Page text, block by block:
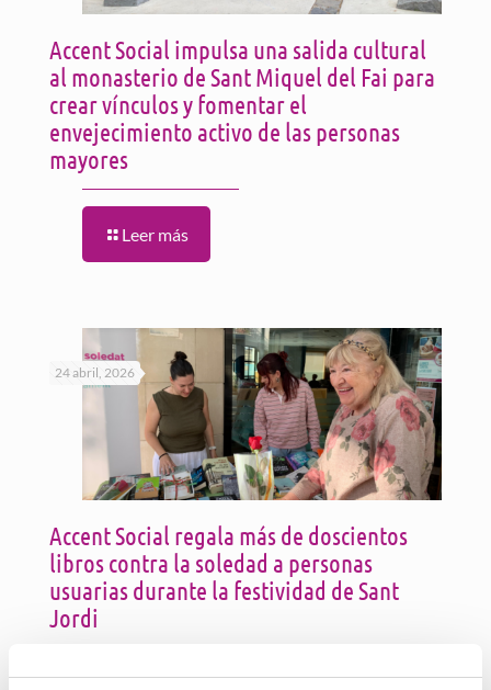
Accent Social impulsa una salida cultural
al monasterio de Sant Miquel del Fai para
crear vínculos y fomentar el
envejecimiento activo de las personas
mayores
Leer más
24 abril, 2026
Accent Social regala más de doscientos
libros contra la soledad a personas
usuarias durante la festividad de Sant
Jordi